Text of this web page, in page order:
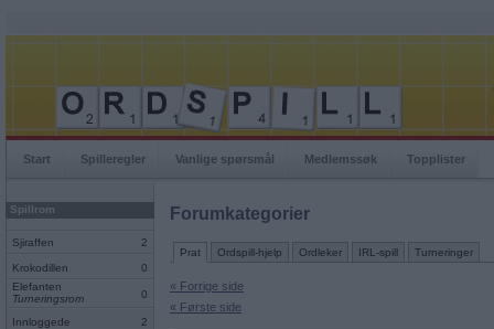
Start Spilleregler Vanlige spørsmål Medlemssøk Topplister
Spillrom
Sjiraffen 2
Krokodillen
0
Elefanten
Turneringsrom
0
Innloggede 2
Forumkategorier
Prat Ordspill-hjelp Ordleker IRL-spill Turneringer
« Forrige side
« Første side